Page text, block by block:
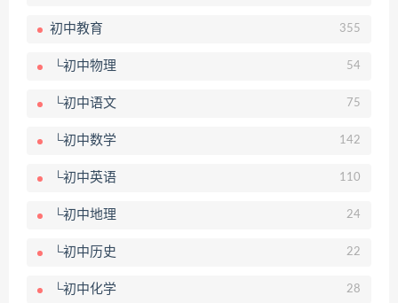
初中教育 355
└初中物理 54
└初中语文 75
└初中数学 142
└初中英语 110
└初中地理 24
└初中历史 22
└初中化学 28